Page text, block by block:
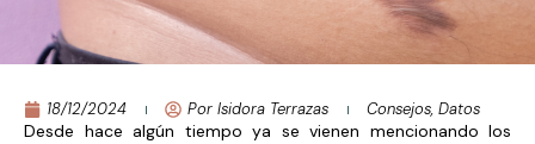
18/12/2024 Por Isidora Terrazas Consejos, Datos
Desde hace algún tiempo ya se vienen mencionando los